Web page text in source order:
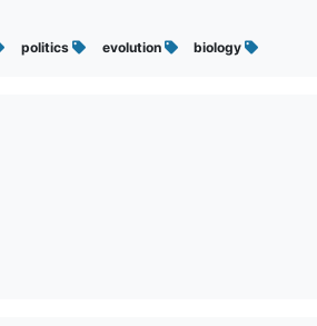
politics evolution biology